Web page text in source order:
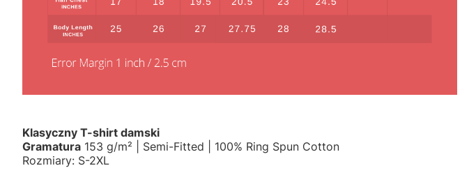
Klasyczny T-shirt damski
Gramatura 153 g/m² | Semi-Fitted | 100% Ring Spun Cotton
Rozmiary: S-2XL